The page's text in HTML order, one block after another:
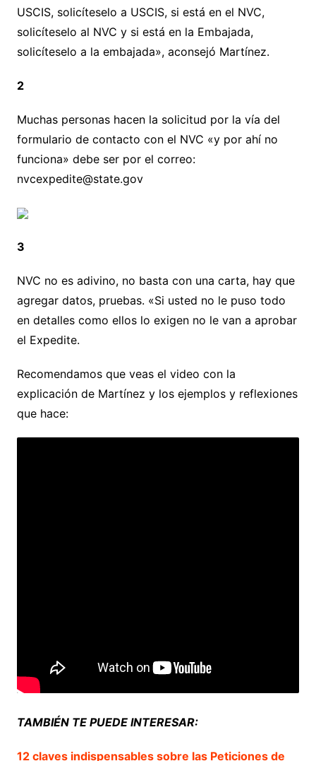
USCIS, solicíteselo a USCIS, si está en el NVC,
solicíteselo al NVC y si está en la Embajada,
solicíteselo a la embajada», aconsejó Martínez.
2
Muchas personas hacen la solicitud por la vía del
formulario de contacto con el NVC «y por ahí no
funciona» debe ser por el correo:
nvcexpedite@state.gov
3
NVC no es adivino, no basta con una carta, hay que
agregar datos, pruebas. «Si usted no le puso todo
en detalles como ellos lo exigen no le van a aprobar
el Expedite.
Recomendamos que veas el video con la
explicación de Martínez y los ejemplos y reflexiones
que hace:
TAMBIÉN TE PUEDE INTERESAR:
12 claves indispensables sobre las Peticiones de